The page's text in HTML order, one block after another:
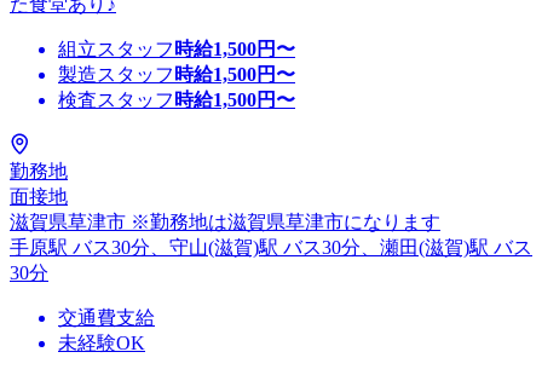
組立スタッフ 時給1,500円〜
製造スタッフ 時給1,500円〜
検査スタッフ 時給1,500円〜
勤務地
面接地
滋賀県草津市 ※勤務地は滋賀県草津市になります
手原駅 バス30分、守山(滋賀)駅 バス30分、瀬田(滋賀)駅 バス
30分
交通費支給
未経験OK